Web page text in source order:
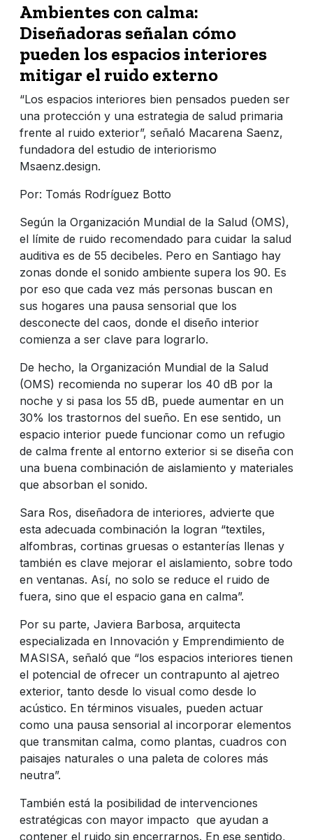
Ambientes con calma:
Diseñadoras señalan cómo
pueden los espacios interiores
mitigar el ruido externo
“Los espacios interiores bien pensados pueden ser
una protección y una estrategia de salud primaria
frente al ruido exterior”, señaló Macarena Saenz,
fundadora del estudio de interiorismo
Msaenz.design.
Por: Tomás Rodríguez Botto
Según la Organización Mundial de la Salud (OMS),
el límite de ruido recomendado para cuidar la salud
auditiva es de 55 decibeles. Pero en Santiago hay
zonas donde el sonido ambiente supera los 90. Es
por eso que cada vez más personas buscan en
sus hogares una pausa sensorial que los
desconecte del caos, donde el diseño interior
comienza a ser clave para lograrlo.
De hecho, la Organización Mundial de la Salud
(OMS) recomienda no superar los 40 dB por la
noche y si pasa los 55 dB, puede aumentar en un
30% los trastornos del sueño. En ese sentido, un
espacio interior puede funcionar como un refugio
de calma frente al entorno exterior si se diseña con
una buena combinación de aislamiento y materiales
que absorban el sonido.
Sara Ros, diseñadora de interiores, advierte que
esta adecuada combinación la logran “textiles,
alfombras, cortinas gruesas o estanterías llenas y
también es clave mejorar el aislamiento, sobre todo
en ventanas. Así, no solo se reduce el ruido de
fuera, sino que el espacio gana en calma”.
Por su parte, Javiera Barbosa, arquitecta
especializada en Innovación y Emprendimiento de
MASISA, señaló que “los espacios interiores tienen
el potencial de ofrecer un contrapunto al ajetreo
exterior, tanto desde lo visual como desde lo
acústico. En términos visuales, pueden actuar
como una pausa sensorial al incorporar elementos
que transmitan calma, como plantas, cuadros con
paisajes naturales o una paleta de colores más
neutra”.
También está la posibilidad de intervenciones
estratégicas con mayor impacto que ayudan a
contener el ruido sin encerrarnos. En ese sentido,